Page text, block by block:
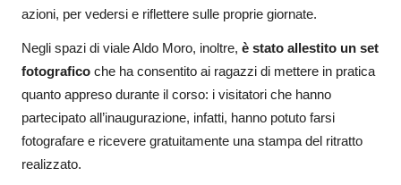
azioni, per vedersi e riflettere sulle proprie giornate.
Negli spazi di viale Aldo Moro, inoltre, è stato allestito un set
fotografico che ha consentito ai ragazzi di mettere in pratica
quanto appreso durante il corso: i visitatori che hanno
partecipato all’inaugurazione, infatti, hanno potuto farsi
fotografare e ricevere gratuitamente una stampa del ritratto
realizzato.